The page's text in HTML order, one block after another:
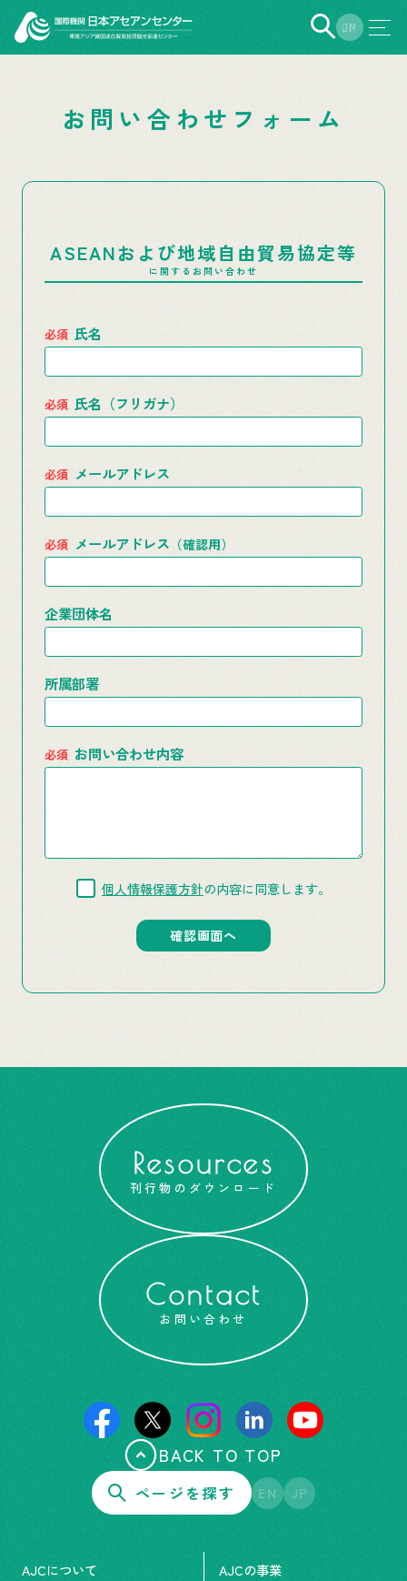
EN
JP
お問い合わせフォーム
ASEANおよび地域自由貿易協定等
に関するお問い合わせ
氏名
氏名（フリガナ）
メールアドレス
メールアドレス （確認用）
企業団体名
所属部署
お問い合わせ内容
個人情報保護方針の内容に同意します。
Resources
刊行物のダウンロード
Contact
お問い合わせ
BACK TO TOP
ページを探す EN JP
AJCについて AJCの事業